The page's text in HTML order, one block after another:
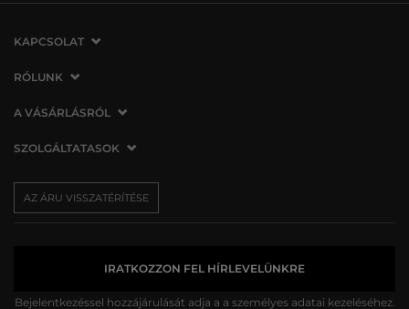
KAPCSOLAT
VERMONT Services Slovakia s. r. o.
821 07 Bratislava
Szlovákia
info@vermont.hu
RÓLUNK
Cégünkről
Üzleteink
Sajtó
A VÁSÁRLÁSRÓL
A vásárlás menete
Az áru visszatérítése/visszáru
Panaszok
SZOLGÁLTATASOK
Szállítás és fizetés
Ajándékutalványok
AZ ÁRU VISSZATÉRÍTÉSE
IRATKOZZON FEL HÍRLEVELÜNKRE
Bejelentkezéssel hozzájárulását adja a a személyes adatai kezeléséhez.